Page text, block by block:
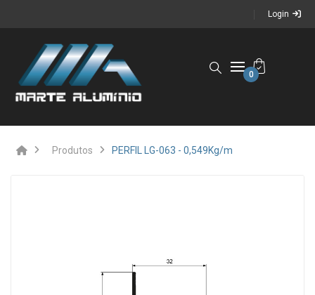
Login
0
Produtos PERFIL LG-063 - 0,549Kg/m